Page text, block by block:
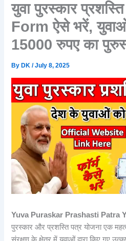
युवा पुरस्कार
Form ऐसे भरें,
15000 रुपए का
By DK/July 8, 2025
Yuva Puraskar Prashasti Patra
पुरस्कार और प्रशस्ति पत्र योजना एक